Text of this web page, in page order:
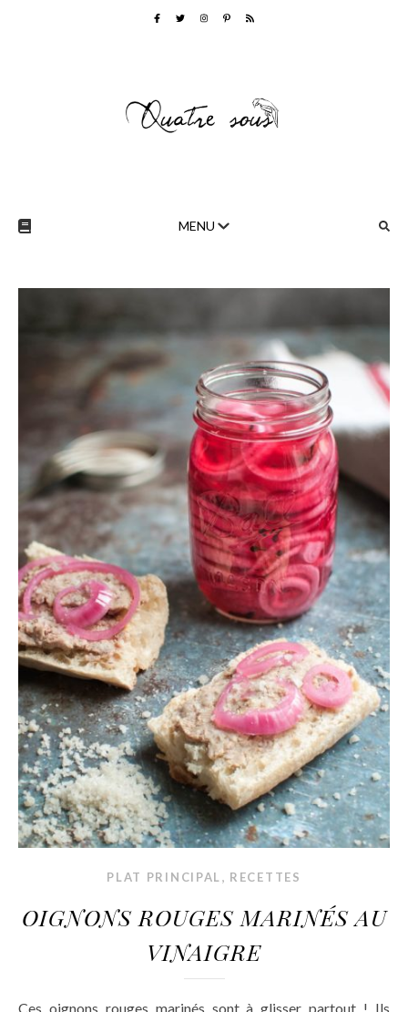
PLAT PRINCIPAL RECETTES
OIGNONS ROUGES MARINÉS AU
VINAIGRE
Ces oignons rouges marinés sont à glisser partout ! Ils